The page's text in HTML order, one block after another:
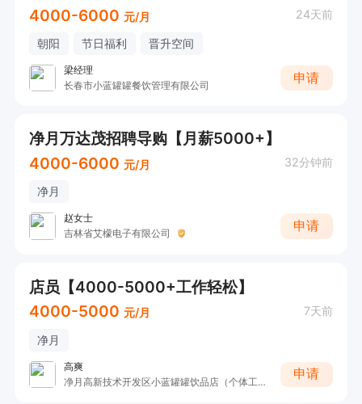
4000-6000 元/月 24天前
朝阳 节日福利 晋升空间
梁经理
长春市小蓝罐罐餐饮管理有限公司
申请
净月万达茂招聘导购【月薪5000+】
4000-6000 元/月 32分钟前
净月
赵女士
吉林省艾檬电子有限公司
申请
店员【4000-5000+工作轻松】
4000-5000 元/月 7天前
净月
高爽
净月高新技术开发区小蓝罐罐饮品店（个体工商户）
申请